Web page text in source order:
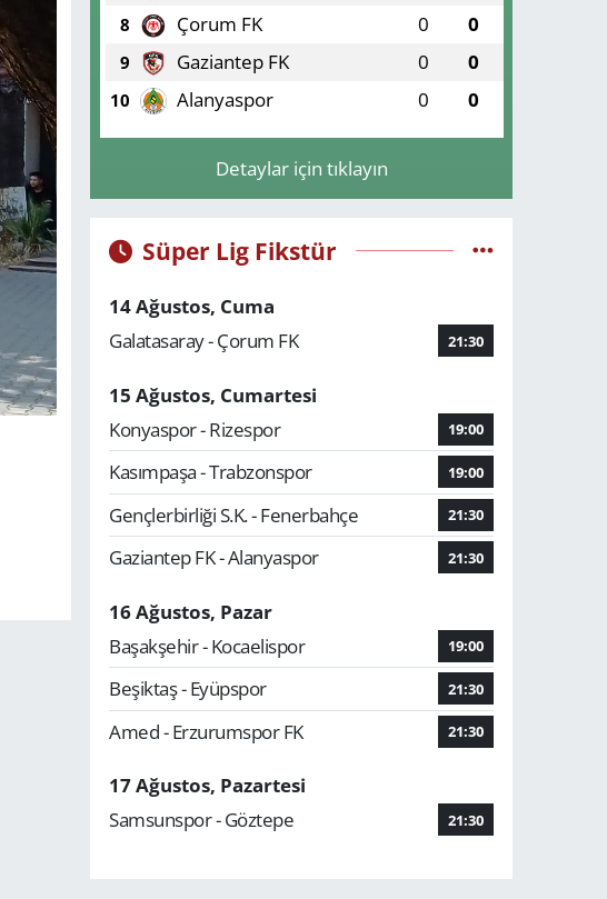
8 Çorum FK 0 0
9 Gaziantep FK 0 0
10 Alanyaspor 0 0
Detaylar için tıklayın
Süper Lig Fikstür
14 Ağustos, Cuma
Galatasaray - Çorum FK
21:30
15 Ağustos, Cumartesi
Konyaspor - Rizespor
19:00
Kasımpaşa - Trabzonspor 19:00
Gençlerbirliği S.K. - Fenerbahçe 21:30
Gaziantep FK - Alanyaspor 21:30
16 Ağustos, Pazar
Başakşehir - Kocaelispor
19:00
Beşiktaş - Eyüpspor 21:30
Amed - Erzurumspor FK 21:30
17 Ağustos, Pazartesi
Samsunspor - Göztepe
21:30